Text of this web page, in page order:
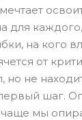
мечтает
для каждого,
на кого
от
но не
шаг.
мы